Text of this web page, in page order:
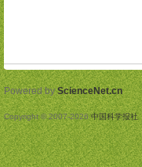
Powered byScienceNet.cn
Copyright © 2007-2026中国科学报社